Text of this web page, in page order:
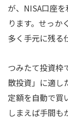
が、NISA口座
ります。せっか
多く手元に残る
つみたて投資枠
散投資」に適し
定額を自動で買
しまえば手間も